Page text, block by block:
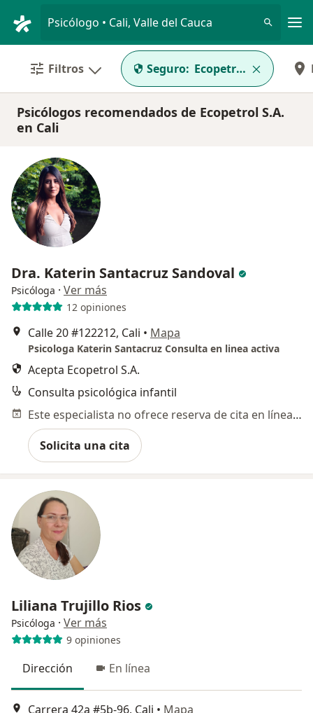
Psicólogo • Cali, Valle del Cauca
Filtros Seguro: Ecopetrol S.A.
Psicólogos recomendados de Ecopetrol S.A.
en Cali
Dra. Katerin Santacruz Sandoval
Psicóloga · Ver más
12 opiniones
Calle 20 #122212, Cali • Mapa
Psicologa Katerin Santacruz Consulta en linea activa
Acepta Ecopetrol S.A.
Consulta psicológica infantil
Este especialista no ofrece reserva de cita en línea en esta dirección.
Solicita una cita
Liliana Trujillo Rios
Psicóloga · Ver más
9 opiniones
Dirección En línea
Carrera 42a #5b-96, Cali • Mapa